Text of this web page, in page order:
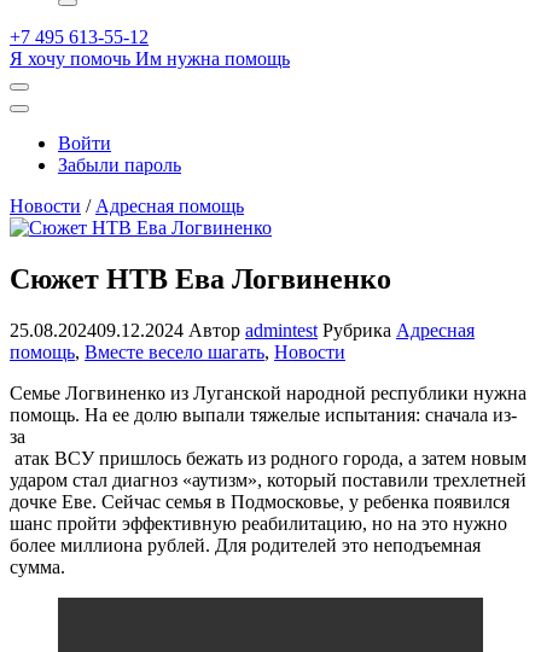
More
+7 495 613-55-12
Я хочу помочь Им нужна помощь
Открыть
поиск
Профиль
Войти
Забыли пароль
Новости / Адресная помощь
Сюжет НТВ Ева Логвиненко
25.08.202409.12.2024 Автор admintest Рубрика Адресная
помощь, Вместе весело шагать, Новости
Семье Логвиненко из Луганской народной республики нужна
помощь. На ее долю выпали тяжелые испытания: сначала из-
за
атак ВСУ пришлось бежать из родного города, а затем новым
ударом стал диагноз «аутизм», который поставили трехлетней
дочке Еве. Сейчас семья в Подмосковье, у ребенка появился
шанс пройти эффективную реабилитацию, но на это нужно
более миллиона рублей. Для родителей это неподъемная
сумма.